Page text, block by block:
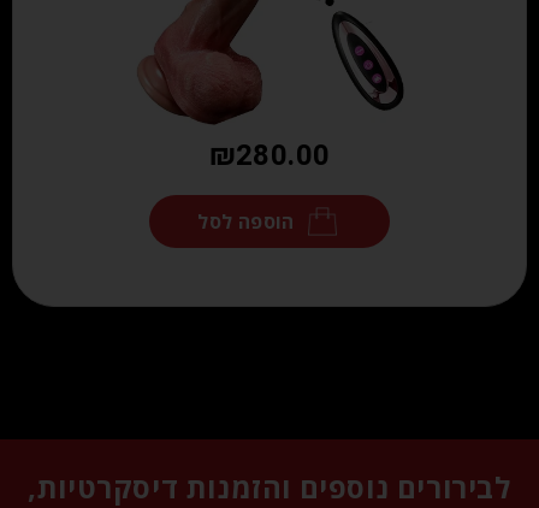
₪280.00
הוספה לסל
לבירורים נוספים והזמנות דיסקרטיות,